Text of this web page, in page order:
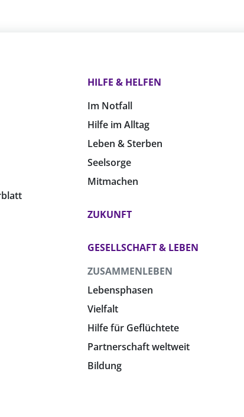
HILFE & HELFEN
Im Notfall
Hilfe im Alltag
Leben & Sterben
Seelsorge
Mitmachen
ZUKUNFT
GESELLSCHAFT & LEBEN
ZUSAMMENLEBEN
Lebensphasen
Vielfalt
Hilfe für Geflüchtete
Partnerschaft weltweit
Bildung